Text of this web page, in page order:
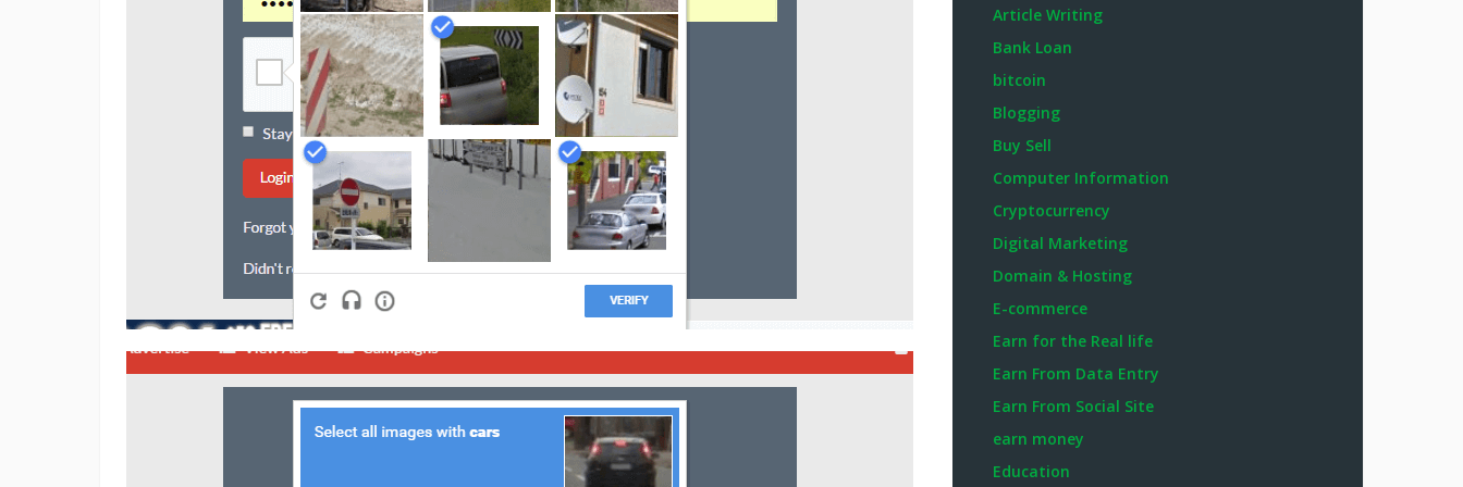
Article Writing
Bank Loan
bitcoin
Blogging
Buy Sell
Computer Information
Cryptocurrency
Digital Marketing
Domain & Hosting
E-commerce
Earn for the Real life
Earn From Data Entry
Earn From Social Site
earn money
Education